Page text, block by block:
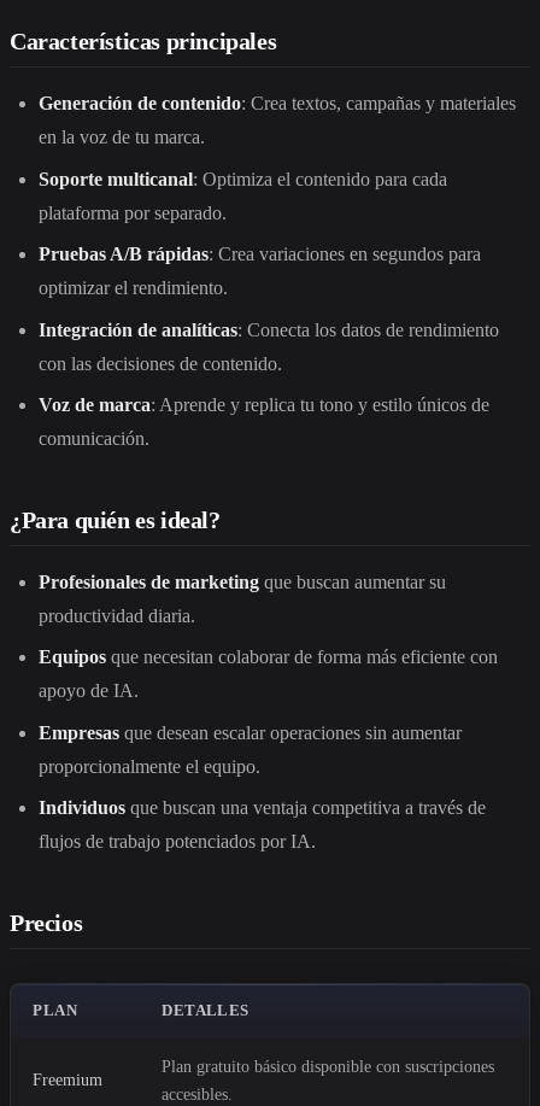
Características principales
Generación de contenido: Crea textos, campañas y materiales
en la voz de tu marca.
Soporte multicanal: Optimiza el contenido para cada
plataforma por separado.
Pruebas A/B rápidas: Crea variaciones en segundos para
optimizar el rendimiento.
Integración de analíticas: Conecta los datos de rendimiento
con las decisiones de contenido.
Voz de marca: Aprende y replica tu tono y estilo únicos de
comunicación.
¿Para quién es ideal?
Profesionales de marketing que buscan aumentar su
productividad diaria.
Equipos que necesitan colaborar de forma más eficiente con
apoyo de IA.
Empresas que desean escalar operaciones sin aumentar
proporcionalmente el equipo.
Individuos que buscan una ventaja competitiva a través de
flujos de trabajo potenciados por IA.
Precios
PLAN DETALLES
Freemium
Plan gratuito básico disponible con suscripciones
accesibles.